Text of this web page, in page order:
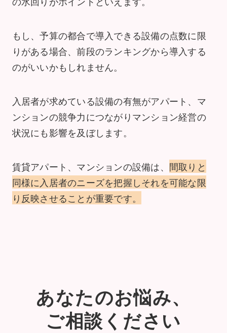
もし、予算の都合で導入できる設備の点数に限
りがある場合、前段のランキングから導入する
のがいいかもしれません。
入居者が求めている設備の有無がアパート、マ
ンションの競争力につながりマンション経営の
状況にも影響を及ぼします。
賃貸アパート、マンションの設備は、 間取りと
同様に入居者のニーズを把握しそれを可能な限
り反映させることが重要です。
あなたのお悩み、
ご相談ください